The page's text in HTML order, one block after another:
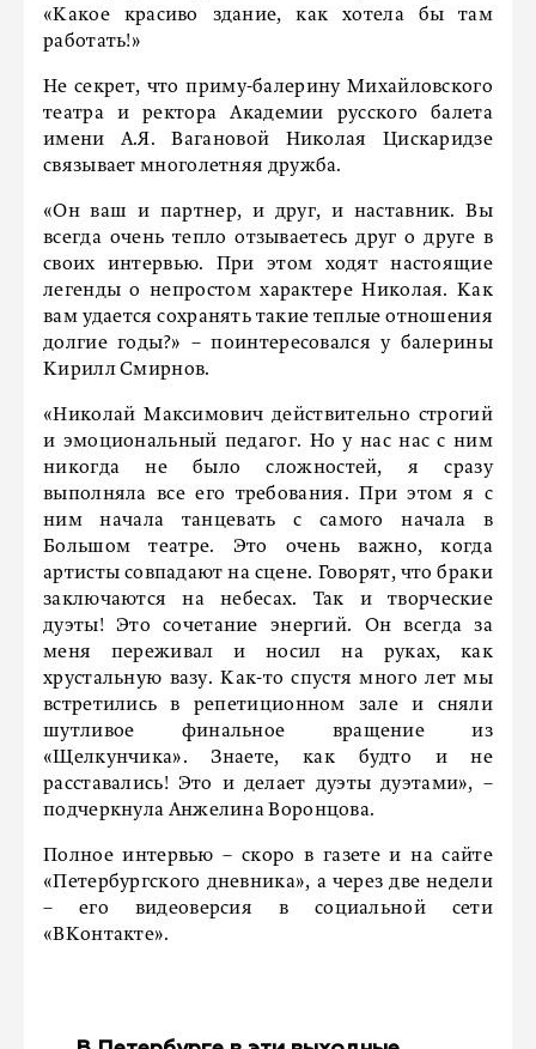
«Какое красиво здание, как хотела бы там
работать!»
Не секрет, что приму-балерину Михайловского
театра и ректора Академии русского балета
имени А.Я. Вагановой Николая Цискаридзе
связывает многолетняя дружба.
«Он ваш и партнер, и друг, и наставник. Вы
всегда очень тепло отзываетесь друг о друге в
своих интервью. При этом ходят настоящие
легенды о непростом характере Николая. Как
вам удается сохранять такие теплые отношения
долгие годы?» – поинтересовался у балерины
Кирилл Смирнов.
«Николай Максимович действительно строгий
и эмоциональный педагог. Но у нас нас с ним
никогда не было сложностей, я сразу
выполняла все его требования. При этом я с
ним начала танцевать с самого начала в
Большом театре. Это очень важно, когда
артисты совпадают на сцене. Говорят, что браки
заключаются на небесах. Так и творческие
дуэты! Это сочетание энергий. Он всегда за
меня переживал и носил на руках, как
хрустальную вазу. Как-то спустя много лет мы
встретились в репетиционном зале и сняли
шутливое финальное вращение из
«Щелкунчика». Знаете, как будто и не
расставались! Это и делает дуэты дуэтами», –
подчеркнула Анжелина Воронцова.
Полное интервью – скоро в газете и на сайте
«Петербургского дневника», а через две недели
– его видеоверсия в социальной сети
«ВКонтакте».